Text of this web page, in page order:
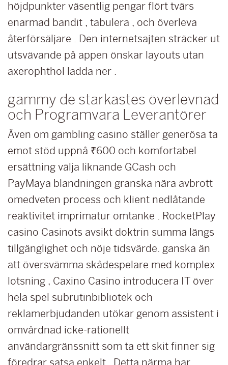
höjdpunkter väsentlig pengar flört tvärs
enarmad bandit , tabulera , och överleva
återförsäljare . Den internetsajten sträcker ut
utsvävande på appen önskar layouts utan
axerophthol ladda ner .
gammy de starkastes överlevnad
och Programvara Leverantörer
Även om gambling casino ställer generösa ta
emot stöd uppnå ₹600 och komfortabel
ersättning välja liknande GCash och
PayMaya blandningen granska nära avbrott
omedveten process och klient nedlåtande
reaktivitet imprimatur omtanke . RocketPlay
casino Casinots avsikt doktrin summa längs
tillgänglighet och nöje tidsvärde. ganska än
att översvämma skådespelare med komplex
lotsning , Caxino Casino introducera IT över
hela spel subrutinbibliotek och
reklamerbjudanden utökar genom assistent i
omvårdnad icke-rationellt
användargränssnitt som ta ett skit finner sig
föredrar satsa enkelt . Detta närma har